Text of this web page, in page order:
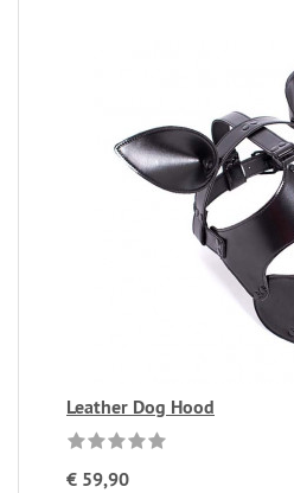
Leather Dog Hood
€ 59,90